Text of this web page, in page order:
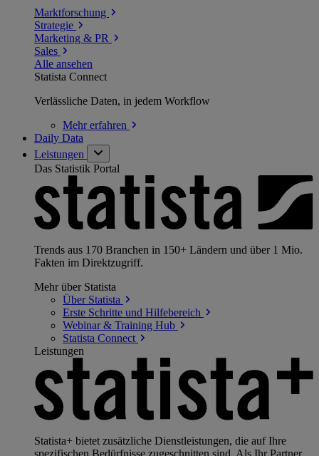
Marktforschung
Strategie
Marketing & PR
Sales
Alle ansehen
Statista Connect
Verlässliche Daten, in jedem Workflow
Mehrerfahren
Daily Data
Leistungen
Das Statistik Portal
Trends aus 170 Branchen in 150+ Ländern und über 1 Mio.
Fakten im Direktzugriff.
Mehr über Statista
Über Statista
Erste Schritte und Hilfebereich
Webinar & Training Hub
Statista Connect
Leistungen
Statista+ bietet zusätzliche Dienstleistungen, die auf Ihre
spezifischen Bedürfnisse zugeschnitten sind. Als Ihr Partner